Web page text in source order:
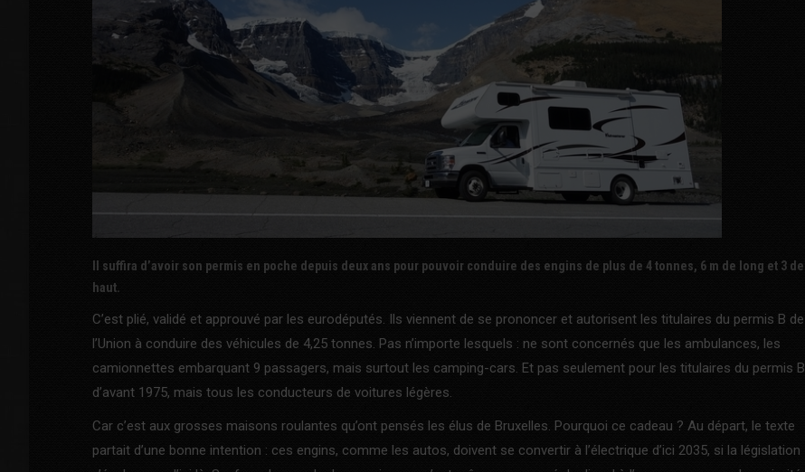
Il suffira d’avoir son permis en poche depuis deux ans pour pouvoir conduire des engins de plus de 4 tonnes, 6 m de long et 3 de
haut.
C’est plié, validé et approuvé par les eurodéputés. Ils viennent de se prononcer et autorisent les titulaires du permis B de
l’Union à conduire des véhicules de 4,25 tonnes. Pas n’importe lesquels : ne sont concernés que les ambulances, les
camionnettes embarquant 9 passagers, mais surtout les camping-cars. Et pas seulement pour les titulaires du permis B
d’avant 1975, mais tous les conducteurs de voitures légères.
Car c’est aux grosses maisons roulantes qu’ont pensés les élus de Bruxelles. Pourquoi ce cadeau ? Au départ, le texte
partait d’une bonne intention : ces engins, comme les autos, doivent se convertir à l’électrique d’ici 2035, si la législation